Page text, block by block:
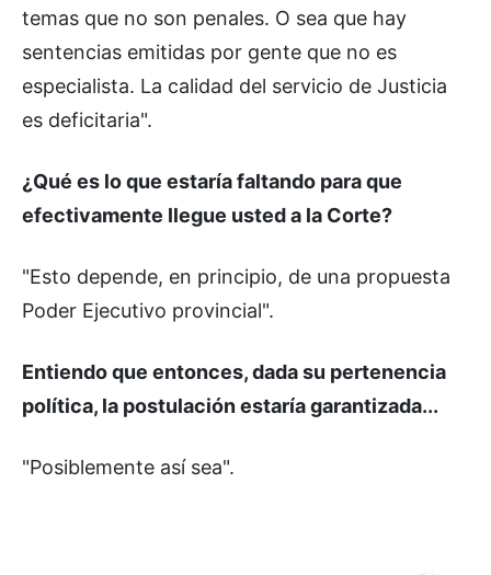
temas que no son penales. O sea que hay
sentencias emitidas por gente que no es
especialista. La calidad del servicio de Justicia
es deficitaria".
¿Qué es lo que estaría faltando para que
efectivamente llegue usted a la Corte?
"Esto depende, en principio, de una propuesta
Poder Ejecutivo provincial".
Entiendo que entonces, dada su pertenencia
política, la postulación estaría garantizada...
"Posiblemente así sea".